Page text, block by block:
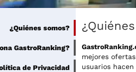
¿Quiénes somos?
GastroRanking?
de Privacidad
mejores
usuarios